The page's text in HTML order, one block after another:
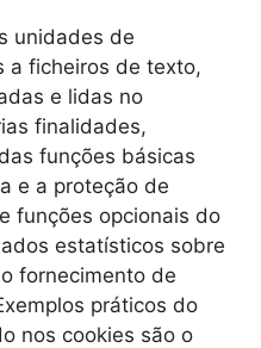
unidades de
a ficheiros de texto,
e lidas no
finalidades,
funções básicas
e a proteção de
funções opcionais do
estatísticos sobre
fornecimento de
práticos do
nos cookies são o